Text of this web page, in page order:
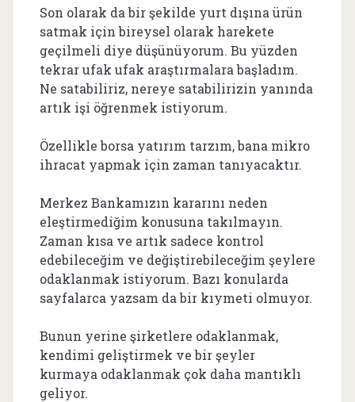
Son olarak da bir şekilde yurt dışına ürün
satmak için bireysel olarak harekete
geçilmeli diye düşünüyorum. Bu yüzden
tekrar ufak ufak araştırmalara başladım.
Ne satabiliriz, nereye satabilirizin yanında
artık işi öğrenmek istiyorum.
Özellikle borsa yatırım tarzım, bana mikro
ihracat yapmak için zaman tanıyacaktır.
Merkez Bankamızın kararını neden
eleştirmediğim konusuna takılmayın.
Zaman kısa ve artık sadece kontrol
edebileceğim ve değiştirebileceğim şeylere
odaklanmak istiyorum. Bazı konularda
sayfalarca yazsam da bir kıymeti olmuyor.
Bunun yerine şirketlere odaklanmak,
kendimi geliştirmek ve bir şeyler
kurmaya odaklanmak çok daha mantıklı
geliyor.